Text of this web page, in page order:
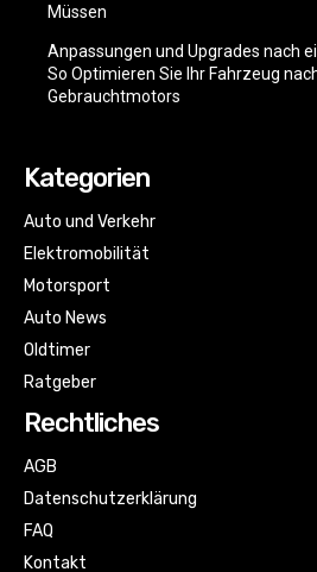
Müssen
Anpassungen und Upgrades nach
So Optimieren Sie Ihr Fahrzeug
Gebrauchtmotors
Kategorien
Auto und Verkehr
Elektromobilität
Motorsport
Auto News
Oldtimer
Ratgeber
Rechtliches
AGB
Datenschutzerklärung
FAQ
Kontakt